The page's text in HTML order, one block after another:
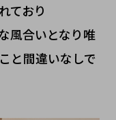
ており
風合いとなり唯
と間違いなしで